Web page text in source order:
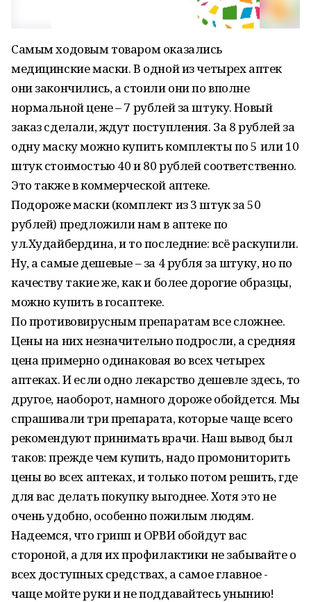
Самым ходовым товаром оказались
медицинские маски. В одной из четырех аптек
они закончились, а стоили они по вполне
нормальной цене – 7 рублей за штуку. Новый
заказ сделали, ждут поступления. За 8 рублей за
одну маску можно купить комплекты по 5 или 10
штук стоимостью 40 и 80 рублей соответственно.
Это также в коммерческой аптеке.
Подороже маски (комплект из 3 штук за 50
рублей) предложили нам в аптеке по
ул.Худайбердина, и то последние: всё раскупили.
Ну, а самые дешевые – за 4 рубля за штуку, но по
качеству такие же, как и более дорогие образцы,
можно купить в госаптеке.
По противовирусным препаратам все сложнее.
Цены на них незначительно подросли, а средняя
цена примерно одинаковая во всех четырех
аптеках. И если одно лекарство дешевле здесь, то
другое, наоборот, намного дороже обойдется. Мы
спрашивали три препарата, которые чаще всего
рекомендуют принимать врачи. Наш вывод был
таков: прежде чем купить, надо промониторить
цены во всех аптеках, и только потом решить, где
для вас делать покупку выгоднее. Хотя это не
очень удобно, особенно пожилым людям.
Надеемся, что грипп и ОРВИ обойдут вас
стороной, а для их профилактики не забывайте о
всех доступных средствах, а самое главное -
чаще мойте руки и не поддавайтесь унынию!